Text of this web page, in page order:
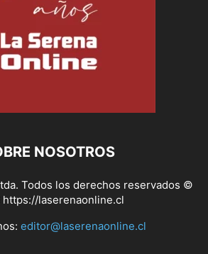
NOSOTROS
Todos los derechos reservados ©
https://laserenaonline.cl
editor@laserenaonline.cl